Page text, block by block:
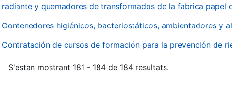
radiante y quemadores de transformados de la fabrica papel
Contenedores higiénicos, bacteriostáticos, ambientadores y
Contratación de cursos de formación para la prevención de
S'estan mostrant 181 - 184 de 184 resultats.